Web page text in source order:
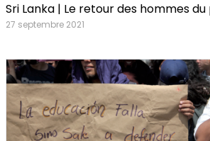
Sri Lanka | Le retour des hommes du
27 septembre 2021